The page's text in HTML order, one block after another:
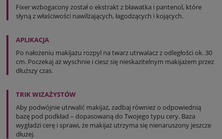
Fixer wzbogacony został o ekstrakt z bławatka i pantenol, które
słyną z właściwości nawilżających, łagodzących i kojących.
APLIKACJA
Po nałożeniu makijażu rozpyl na twarz utrwalacz z odległości ok. 30
cm. Poczekaj aż wyschnie i ciesz się nieskazitelnym makijażem przez
dłuższy czas.
TRIK WIZAŻYSTÓW
Aby podwójnie utrwalić makijaż, zadbaj również o odpowiednią
bazę pod podkład – dopasowaną do Twojego typu cery. Baza
wygładzi cerę i sprawi, że makijaż utrzyma się nienaruszony jeszcze
dłużej.